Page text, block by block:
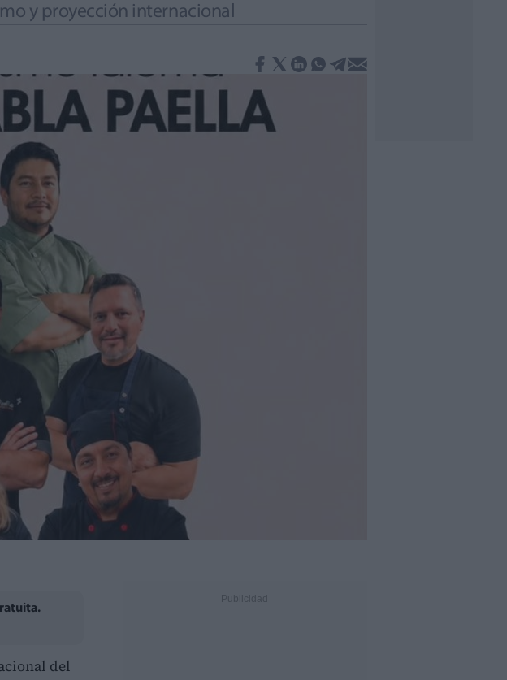
y proyección internacional
del